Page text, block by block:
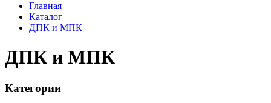
Главная
Каталог
ДПК и МПК
ДПК и МПК
Категории